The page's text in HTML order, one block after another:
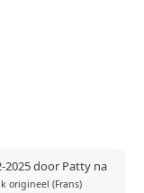
2025 door Patty na
origineel (Frans)